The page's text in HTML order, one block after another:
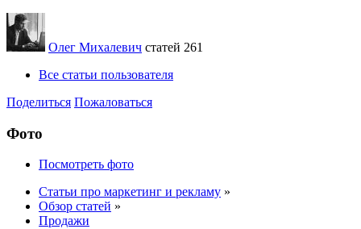
Олег Михалевич статей 261
Все статьи пользователя
Поделиться Пожаловаться
Фото
Посмотреть фото
Статьи про маркетинг и рекламу »
Обзор статей »
Продажи